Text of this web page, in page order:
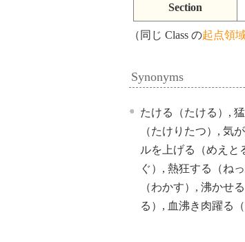
Section
（同じ Class の起点領
Synonyms
たける（たける）,
（たけりたつ）, 気
ルを上げる（めえと
ぐ）, 熱狂する（ね
（わかす）, 沸かせ
る）, 血沸き肉躍る